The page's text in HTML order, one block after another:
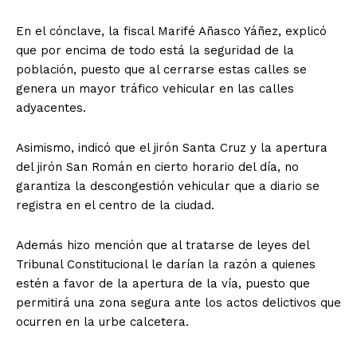
En el cónclave, la fiscal Marifé Añasco Yáñez, explicó
que por encima de todo está la seguridad de la
población, puesto que al cerrarse estas calles se
genera un mayor tráfico vehicular en las calles
adyacentes.
Asimismo, indicó que el jirón Santa Cruz y la apertura
del jirón San Román en cierto horario del día, no
garantiza la descongestión vehicular que a diario se
registra en el centro de la ciudad.
Además hizo mención que al tratarse de leyes del
Tribunal Constitucional le darían la razón a quienes
estén a favor de la apertura de la vía, puesto que
permitirá una zona segura ante los actos delictivos que
ocurren en la urbe calcetera.